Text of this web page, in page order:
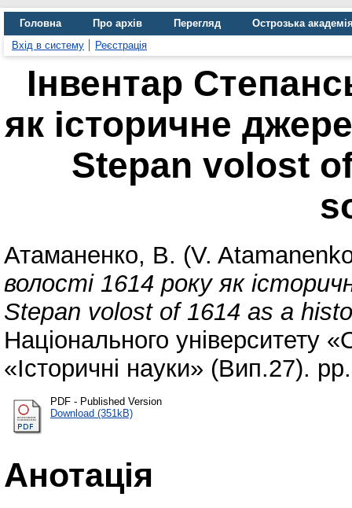
Головна Про архів Перегляд
Острозька
Вхід в систему
Реєстрація
Інвентар
як історичне
Stepan volost
Атаманенко, В. (V.
волості 1614 року як
Stepan volost of 1614 as a
Національного університету
«Історичні науки» (Вип.27).
PDF - Published Version
Download (351kB)
Анотація